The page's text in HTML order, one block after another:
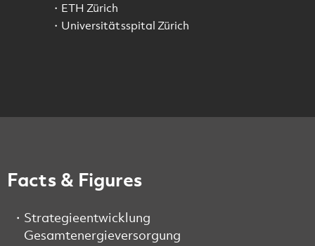
ETH Zürich
Universitätsspital Zürich
Facts & Figures
Strategieentwicklung
Gesamtenergieversorgung